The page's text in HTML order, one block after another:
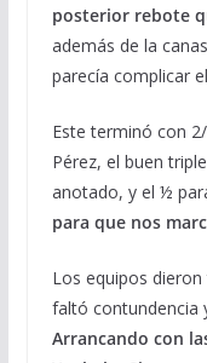
posterior rebote
además de la
parecía complicar
Este terminó con
Pérez, el buen
anotado, y el ½
para que nos
Los equipos
faltó contundencia
Arrancando con